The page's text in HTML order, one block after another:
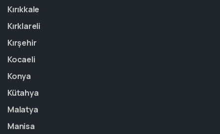
Kırıkkale
Kırklareli
Kırşehir
Kocaeli
Konya
Kütahya
Malatya
Manisa